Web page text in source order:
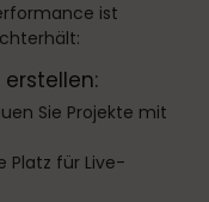
ist
Sie Projekte mit
Platz für Live-